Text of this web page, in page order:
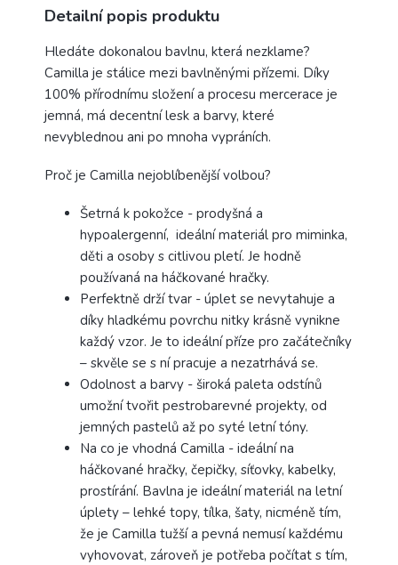
Detailní popis produktu
Hledáte dokonalou bavlnu, která nezklame?
Camilla je stálice mezi bavlněnými přízemi. Díky
100% přírodnímu složení a procesu mercerace je
jemná, má decentní lesk a barvy, které
nevyblednou ani po mnoha vypráních.
Proč je Camilla nejoblíbenější volbou?
Šetrná k pokožce - prodyšná a
hypoalergenní, ideální materiál pro miminka,
děti a osoby s citlivou pletí. Je hodně
používaná na háčkované hračky.
Perfektně drží tvar - úplet se nevytahuje a
díky hladkému povrchu nitky krásně vynikne
každý vzor. Je to ideální příze pro začátečníky
– skvěle se s ní pracuje a nezatrhává se.
Odolnost a barvy - široká paleta odstínů
umožní tvořit pestrobarevné projekty, od
jemných pastelů až po syté letní tóny.
Na co je vhodná Camilla - ideální na
háčkované hračky, čepičky, síťovky, kabelky,
prostírání. Bavlna je ideální materiál na letní
úplety – lehké topy, tílka, šaty, nicméně tím,
že je Camilla tužší a pevná nemusí každému
vyhovovat, zároveň je potřeba počítat s tím,